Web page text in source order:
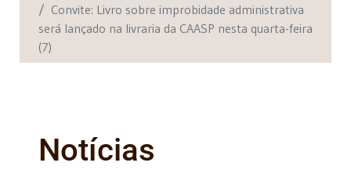
Convite: Livro sobre improbidade administrativa
será lançado na livraria da CAASP nesta quarta-feira
(7)
Notícias